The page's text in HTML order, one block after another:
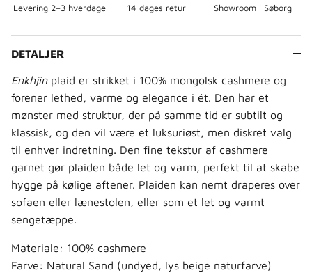
Levering 2–3 hverdage 14 dages retur Showroom i Søborg
DETALJER
Enkhjin plaid er strikket i 100% mongolsk cashmere og
forener lethed, varme og elegance i ét. Den har et
mønster med struktur, der på samme tid er subtilt og
klassisk, og den vil være et luksuriøst, men diskret valg
til enhver indretning. Den fine tekstur af cashmere
garnet gør plaiden både let og varm, perfekt til at skabe
hygge på kølige aftener. Plaiden kan nemt draperes over
sofaen eller lænestolen, eller som et let og varmt
sengetæppe.
Materiale: 100% cashmere
Farve: Natural Sand (undyed, lys beige naturfarve)